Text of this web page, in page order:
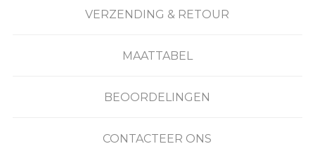
VERZENDING & RETOUR
MAATTABEL
BEOORDELINGEN
CONTACTEER ONS